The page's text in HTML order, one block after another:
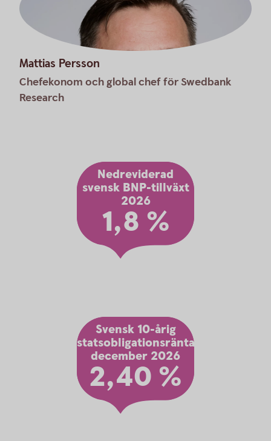
Mattias Persson
Chefekonom och global chef för Swedbank
Research
Nedreviderad
svensk BNP-tillväxt
2026
1,8 %
Svensk 10-årig
statsobligationsränta
december 2026
2,40 %